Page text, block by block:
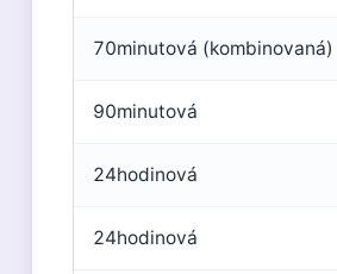
70minutová (kombinovaná)
90minutová
24hodinová
24hodinová